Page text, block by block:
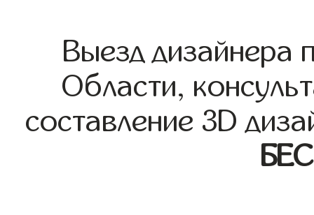
Выезд дизайнера
Области,
составление 3D